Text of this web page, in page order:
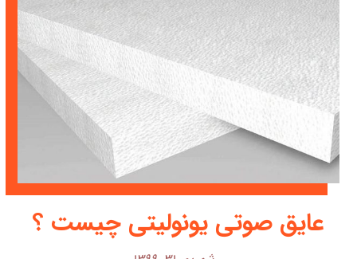
عایق صوتی یونولیتی چیست ؟